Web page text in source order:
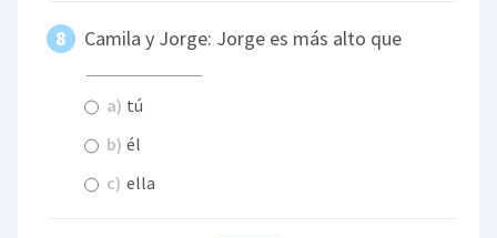
Camila y Jorge: Jorge es más alto que
a) tú
b) él
c) ella